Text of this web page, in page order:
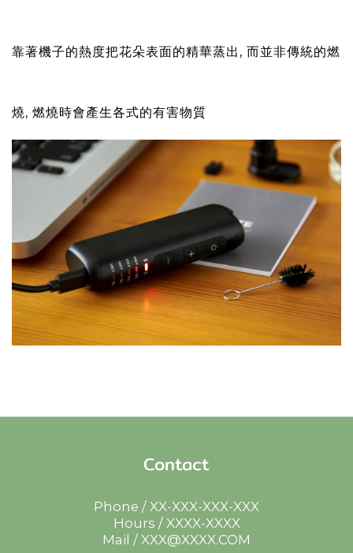
靠著機子的熱度把花朵表面的精華蒸出, 而並非傳統的燃
燒, 燃燒時會產生各式的有害物質
Contact
Phone / XX-XXX-XXX-XXX
Hours / XXXX-XXXX
Mail / XXX@XXXX.COM